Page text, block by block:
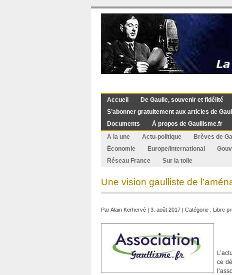
Accueil De Gaulle, souvenir et fidélité
S’abonner gratuitement aux articles de
Documents
À propos de Gaullisme.fr
A la une
Actu-politique Brèves de
Économie
Europe/International
Réseau France
Sur la toile
Une vision gaulliste de
ParAlain Kerhervé | 3. août 2017 | Catégorie : Libre
ce